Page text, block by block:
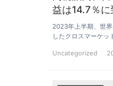
益は14.7％に
2023年上半期、世
したクロスマーケ
Uncategorized